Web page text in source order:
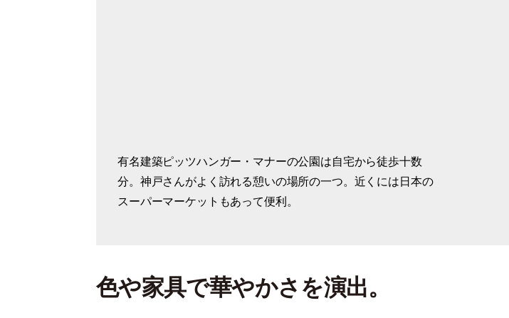
有名建築ピッツハンガー・マナーの公園は自宅から徒歩十数
分。神戸さんがよく訪れる憩いの場所の一つ。近くには日本の
スーパーマーケットもあって便利。
赤煉瓦と白壁のコントラストが目を引くエドワード様式の住ま
い。
色や家具で華やかさを演出。